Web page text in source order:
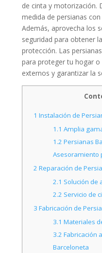
de cinta y motorización.
medida de persianas
Además, aprovecha los
seguridad para obtener
protección. Las
para proteger tu hogar
externos y garantizar la
1 Instalación de
1.1 Amplia
1.2 Persianas
Asesoramiento
2 Reparación de
2.1 Solución de
2.2 Servicio de
3 Fabricación de
3.1 Materiales
3.2 Fabricación
Barceloneta